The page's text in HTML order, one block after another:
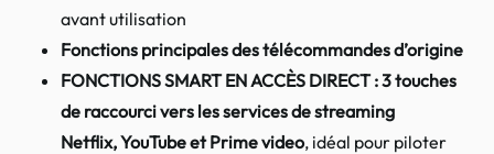
avant utilisation
Fonctions principales des télécommandes d’origine
FONCTIONS SMART EN ACCÈS DIRECT : 3 touches
de raccourci vers les services de streaming
Netflix,YouTube etPrime video, idéal pour piloter